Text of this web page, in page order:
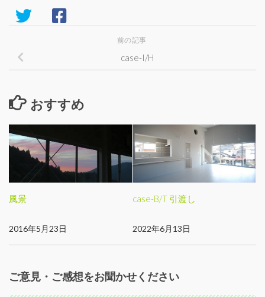
前の記事
case-I/H
おすすめ
風景
2016年5月23日
case-B/T 引渡し
2022年6月13日
ご意見・ご感想をお聞かせください